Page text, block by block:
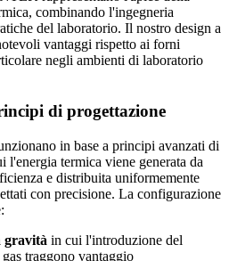
combinando l'ingegneria
del laboratorio. Il nostro design a
vantaggi rispetto ai forni
negli ambienti di laboratorio
di progettazione
in base a principi avanzati di
l'energia termica viene generata da
e distribuita uniformemente
con precisione. La configurazione
gravità in cui l'introduzione del
traggono vantaggio